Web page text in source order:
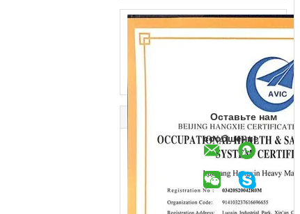
Оставьте нам
сообщение